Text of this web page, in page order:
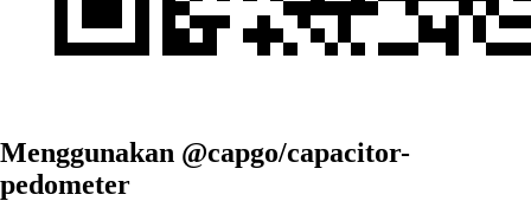
Menggunakan @capgo/capacitor-
pedometer